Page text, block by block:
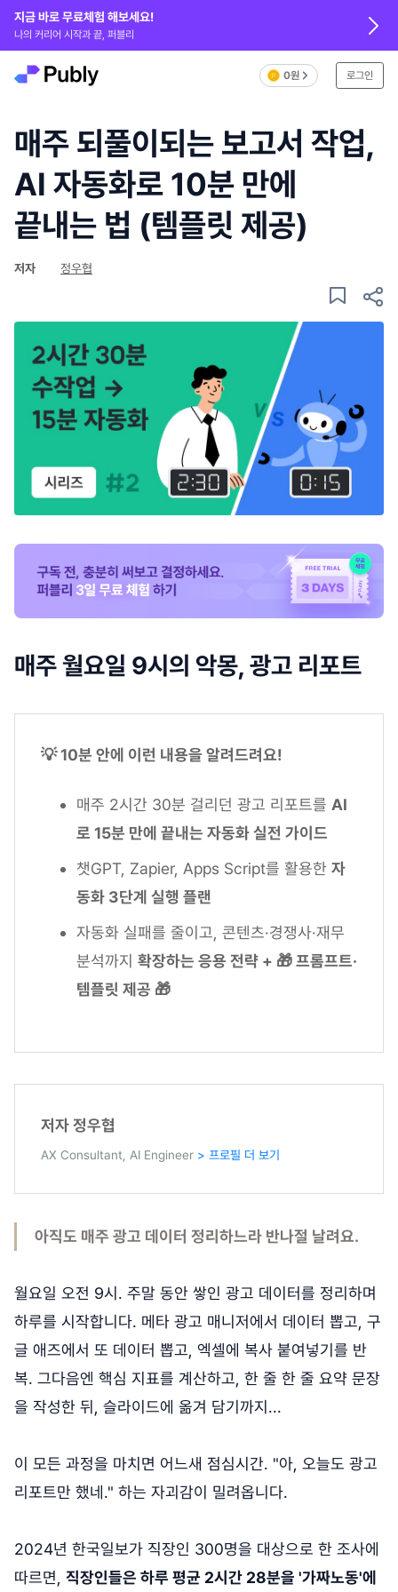
지금 바로 무료체험 해보세요!
나의 커리어 시작과 끝, 퍼블리
0원 로그인
매주 되풀이되는 보고서 작업,
AI 자동화로 10분 만에
끝내는 법 (템플릿 제공)
저자 정우협
매주 월요일 9시의 악몽, 광고 리포트
💡 10분 안에 이런 내용을 알려드려요!
매주 2시간 30분 걸리던 광고 리포트를 AI
로 15분 만에 끝내는 자동화 실전 가이드
챗GPT, Zapier, Apps Script를 활용한 자
동화 3단계 실행 플랜
자동화 실패를 줄이고, 콘텐츠·경쟁사·재무
분석까지 확장하는 응용 전략 + 🎁 프롬프트·
템플릿 제공 🎁
저자 정우협
AX Consultant, AI Engineer > 프로필 더 보기
아직도 매주 광고 데이터 정리하느라 반나절 날려요.
월요일 오전 9시. 주말 동안 쌓인 광고 데이터를 정리하며
하루를 시작합니다. 메타 광고 매니저에서 데이터 뽑고, 구
글 애즈에서 또 데이터 뽑고, 엑셀에 복사 붙여넣기를 반
복. 그다음엔 핵심 지표를 계산하고, 한 줄 한 줄 요약 문장
을 작성한 뒤, 슬라이드에 옮겨 담기까지...
이 모든 과정을 마치면 어느새 점심시간. "아, 오늘도 광고
리포트만 했네." 하는 자괴감이 밀려옵니다.
2024년 한국일보가 직장인 300명을 대상으로 한 조사에
따르면, 직장인들은 하루 평균 2시간 28분을 '가짜노동'에